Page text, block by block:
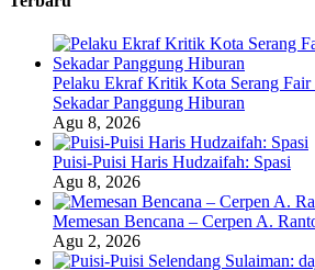
Pelaku Ekraf Kritik Kota Serang Fair
Sekadar Panggung Hiburan
Agu 8, 2026
Puisi-Puisi Haris Hudzaifah: Spasi
Agu 8, 2026
Memesan Bencana – Cerpen A.
Agu 2, 2026